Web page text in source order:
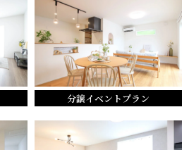
分譲イベントプラン